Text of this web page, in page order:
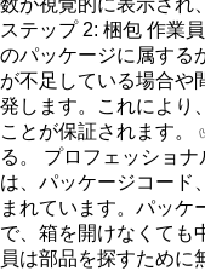
ステップ 2: 梱包 作業
のパッケージに属する
が不足している場合や
発します。これにより
ことが保証されます。
る。 プロフェッショ
は、パッケージコード
まれています。パッケ
で、箱を開けなくても
員は部品を探すために